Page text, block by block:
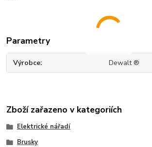
Parametry
Výrobce Dewalt ®
Zboží zařazeno v kategoriích
Elektrické nářadí
Brusky